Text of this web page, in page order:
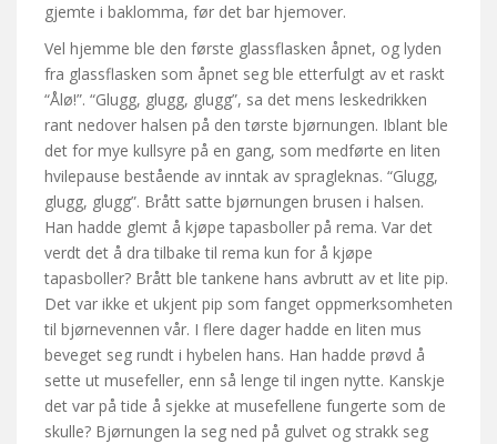
gjemte i baklomma, før det bar hjemover.
Vel hjemme ble den første glassflasken åpnet, og lyden
fra glassflasken som åpnet seg ble etterfulgt av et raskt
“Ålø!”. “Glugg, glugg, glugg”, sa det mens leskedrikken
rant nedover halsen på den tørste bjørnungen. Iblant ble
det for mye kullsyre på en gang, som medførte en liten
hvilepause bestående av inntak av spragleknas. “Glugg,
glugg, glugg”. Brått satte bjørnungen brusen i halsen.
Han hadde glemt å kjøpe tapasboller på rema. Var det
verdt det å dra tilbake til rema kun for å kjøpe
tapasboller? Brått ble tankene hans avbrutt av et lite pip.
Det var ikke et ukjent pip som fanget oppmerksomheten
til bjørnevennen vår. I flere dager hadde en liten mus
beveget seg rundt i hybelen hans. Han hadde prøvd å
sette ut musefeller, enn så lenge til ingen nytte. Kanskje
det var på tide å sjekke at musefellene fungerte som de
skulle? Bjørnungen la seg ned på gulvet og strakk seg